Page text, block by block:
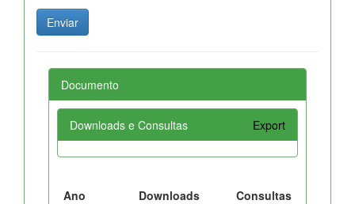
Documento
Downloads e Consultas Export
Ano Downloads
Consultas